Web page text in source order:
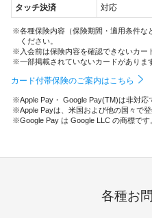
タッチ決済 対応
各種保険内容（保険期間・適用条件
ください。
入会前は保険内容を確認できないカー
一部掲載されていないカードがありま
カード付帯保険のご案内はこちら
Apple Pay・ Google Pay(TM)は非対応
Apple Payは、米国および他の国々で
Google Pay は Google LLC の商標です
各種お